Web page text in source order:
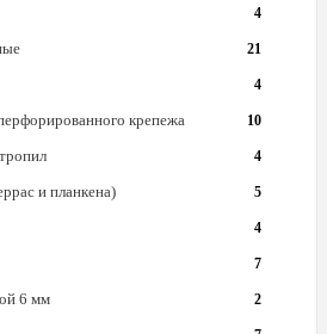
4
21
4
крепежа 10
4
и планкена) 5
4
7
6 мм 2